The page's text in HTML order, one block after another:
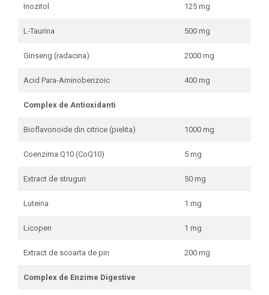
Inozitol 125 mg
L-Taurina 500 mg
Ginseng (radacina) 2000 mg
Acid Para-Aminobenzoic 400 mg
Complex de Antioxidanti
Bioflavonoide din citrice (pielita) 1000 mg
Coenzima Q10 (CoQ10) 5 mg
Extract de struguri 50 mg
Luteina 1 mg
Licopen 1 mg
Extract de scoarta de pin 200 mg
Complex de Enzime Digestive